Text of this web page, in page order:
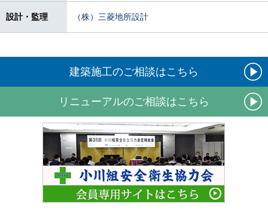
設計・監理 （株）三菱地所設計
建築施工のご相談はこちら
リニューアルのご相談はこちら